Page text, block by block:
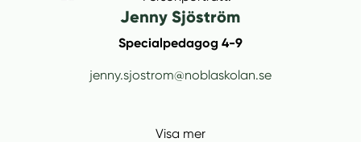
Jenny Sjöström
Specialpedagog 4-9
jenny.sjostrom@noblaskolan.se
Visa mer